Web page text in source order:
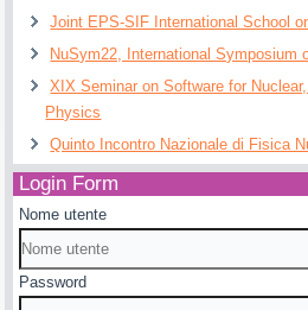
Joint EPS-SIF International School
NuSym22, International Symposium
XIX Seminar on Software for
Physics
Quinto Incontro Nazionale di Fisica
Login Form
Nome utente
Password